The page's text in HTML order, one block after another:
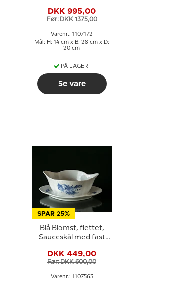
Copenhagen
DKK 995,00
Før: DKK 1375,00
Varenr.: 1107172
Mål: H: 14 cm x B: 28 cm x D:
20 cm
PÅ LAGER
Se vare
SPAR 25%
Blå Blomst, flettet,
Sauceskål med fast
563, Royal
Copenhagen
DKK 449,00
Før: DKK 600,00
Varenr.: 1107563